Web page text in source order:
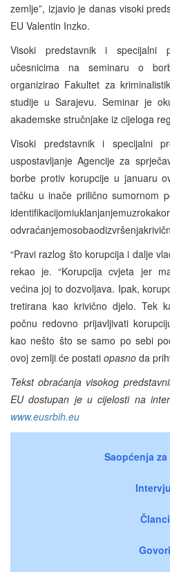
zemlje”, izjavio je danas visoki
EU Valentin Inzko.
Visoki predstavnik i specijalni
učesnicima na seminaru o
organizirao Fakultet za
studije u Sarajevu. Seminar je
akademske stručnjake iz cijeloga
Visoki predstavnik i specijalni
uspostavljanje Agencije za
borbe protiv korupcije u januaru
tačku u inače prilično sumornom
“Pravi razlog što korupcija i dalje
rekao je. “Korupcija cvjeta jer
većina joj to dozvoljava. Ipak,
tretirana kao krivično djelo. Tek
počnu redovno prijavljivati
kao nešto što se samo po sebi
ovoj zemlji će postati opasno da
Tekst obraćanja visokog
EU dostupan je u cijelosti na
www.eusrbih.eu
Saopćenja
Članci
Govori